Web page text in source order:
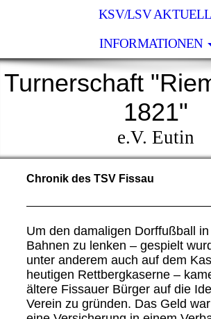
KSV/LSV AKTUELL
INFORMATIONEN
Turnerschaft
1821"
e.V. Eutin
Chronik des TSV Fissau
Um den damaligen Dorffußball
Bahnen zu lenken – gespielt
unter anderem auch auf dem
heutigen Rettbergkaserne –
ältere Fissauer Bürger auf die
Verein zu gründen. Das Geld